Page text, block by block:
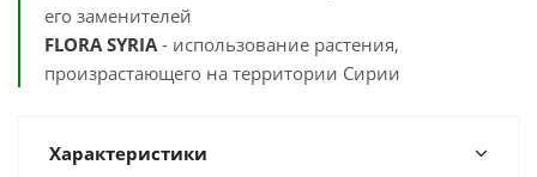
его заменителей
FLORA SYRIA- использование растения,
произрастающего на территории Сирии
Характеристики